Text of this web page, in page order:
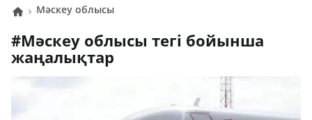
Мәскеу облысы
# Мәскеу облысы тегі бойынша
жаңалықтар